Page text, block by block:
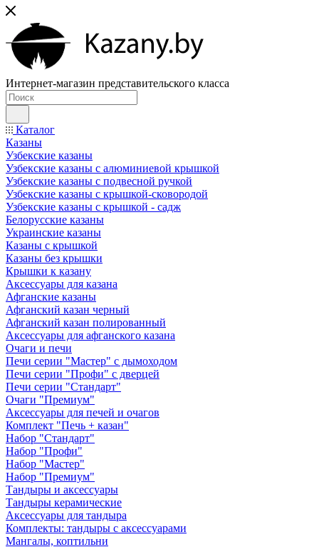
Интернет-магазин представительского класса
Каталог
Казаны
Узбекские казаны
Узбекские казаны с алюминиевой крышкой
Узбекские казаны с подвесной ручкой
Узбекские казаны с крышкой-сковородой
Узбекские казаны с крышкой - садж
Белорусские казаны
Украинские казаны
Казаны с крышкой
Казаны без крышки
Крышки к казану
Аксессуары для казана
Афганские казаны
Афганский казан черный
Афганский казан полированный
Аксессуары для афганского казана
Очаги и печи
Печи серии "Мастер" с дымоходом
Печи серии "Профи" с дверцей
Печи серии "Стандарт"
Очаги "Премиум"
Аксессуары для печей и очагов
Комплект "Печь + казан"
Набор "Стандарт"
Набор "Профи"
Набор "Мастер"
Набор "Премиум"
Тандыры и аксессуары
Тандыры керамические
Аксессуары для тандыра
Комплекты: тандыры с аксессуарами
Мангалы, коптильни